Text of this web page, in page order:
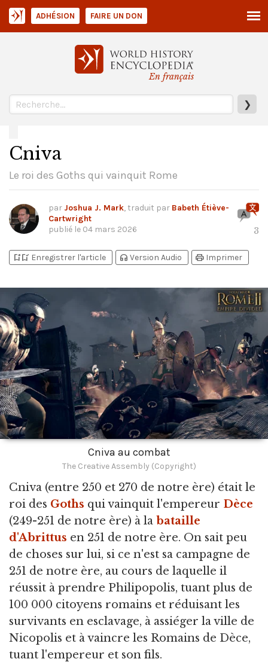
En français
❯
ADHÉSION FAIRE UN DON
Cniva
Le roi des Goths qui vainquit Rome
par Joshua J. Mark, traduit par Babeth Étiève-
Cartwright
publié le 04 mars 2026 3
bookmark_addbookmark_added Enregistrer l'article headphones Version Audio print Imprimer
Cniva au combat
The Creative Assembly (Copyright)
Cniva (entre 250 et 270 de notre ère) était le
roi des Goths qui vainquit l'empereur Dèce
(249-251 de notre ère) à la bataille
d'Abrittus en 251 de notre ère. On sait peu
de choses sur lui, si ce n'est sa campagne de
251 de notre ère, au cours de laquelle il
réussit à prendre Philipopolis, tuant plus de
100 000 citoyens romains et réduisant les
survivants en esclavage, à assiéger la ville de
Nicopolis et à vaincre les Romains de Dèce,
tuant l'empereur et son fils.